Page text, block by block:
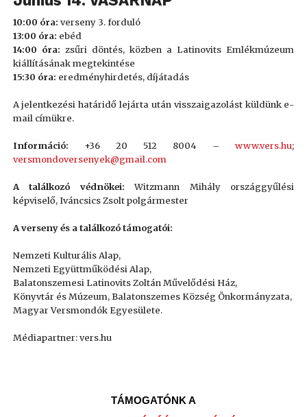
10:00 óra: verseny 3. forduló
13:00 óra: ebéd
14:00 óra: zsűri döntés, közben a Latinovits Emlékmúzeum
kiállításának megtekintése
15:30 óra: eredményhirdetés, díjátadás
A jelentkezési határidő lejárta után visszaigazolást küldünk e-
mail címükre.
Információ: +36 20 512 8004 –www.vers.hu;
versmondoversenyek@gmail.com
A találkozó védnökei:Witzmann Mihály országgyűlési
képviselő, Iváncsics Zsolt polgármester
A verseny és a találkozó támogatói:
Nemzeti Kulturális Alap,
Nemzeti Együttműködési Alap,
Balatonszemesi Latinovits Zoltán Művelődési Ház,
Könyvtár és Múzeum, Balatonszemes Község Önkormányzata,
Magyar Versmondók Egyesülete.
Médiapartner: vers.hu
TÁMOGATÓNK A